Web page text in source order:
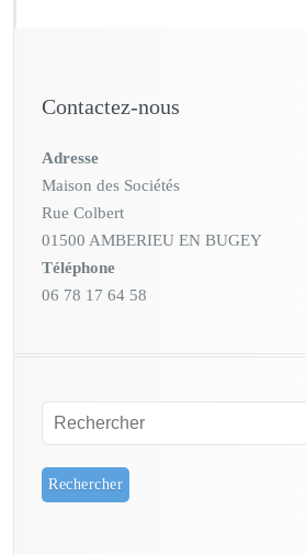
Contactez-nous
Adresse
Maison des Sociétés
Rue Colbert
01500 AMBERIEU EN BUGEY
Téléphone
06 78 17 64 58